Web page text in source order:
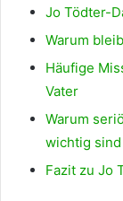
Jo Tödter-
Warum
Häufige
Vater
Warum
wichtig sind
Fazit zu Jo